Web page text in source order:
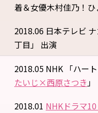
着＆女優木村佳乃！
2018.06 日本テレビ
丁目」 出演
2018.05 NHK 「ハー
たいじ×西原さつき 」
2018.01 NHKドラマ10